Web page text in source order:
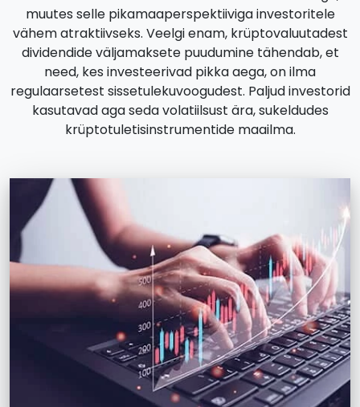
muutes selle pikamaaperspektiiviga investoritele
vähem atraktiivseks. Veelgi enam, krüptovaluutadest
dividendide väljamaksete puudumine tähendab, et
need, kes investeerivad pikka aega, on ilma
regulaarsetest sissetulekuvoogudest. Paljud investorid
kasutavad aga seda volatiilsust ära, sukeldudes
krüptotuletisinstrumentide maailma.